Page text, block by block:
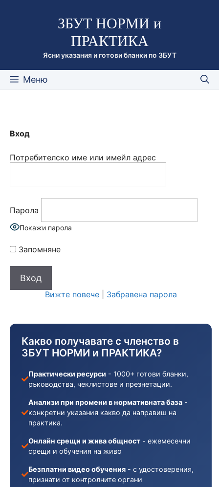
съдържаниетоЗБУТ НОРМИ и
ПРАКТИКА
Ясни указания и готови бланки по ЗБУТ
Меню
Вход
Потребителско име или имейл адрес
Парола
Покажи парола
Запомняне
Вижте повече| Забравена парола
Какво получавате с членство в
ЗБУТ НОРМИ и ПРАКТИКА?
Практически ресурси - 1000+ готови бланки,
ръководства, чеклистове и презнетации.
Анализи при промени в нормативната база -
конкретни указания какво да направиш на
практика.
Онлайн срещи и жива общност - ежемесечни
срещи и обучения на живо
Безплатни видео обучения - с удостоверения,
признати от контролните органи